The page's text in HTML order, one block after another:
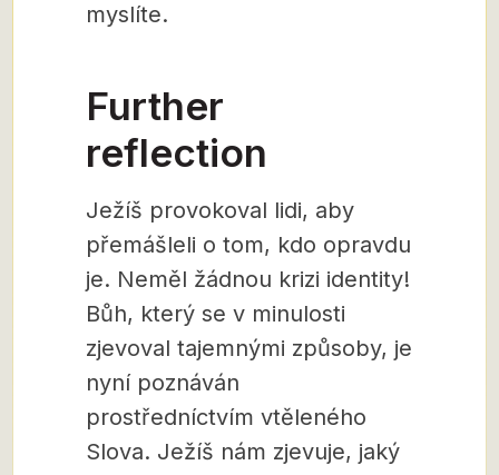
myslíte.
Further
reflection
Ježíš provokoval lidi, aby
přemášleli o tom, kdo opravdu
je. Neměl žádnou krizi identity!
Bůh, který se v minulosti
zjevoval tajemnými způsoby, je
nyní poznáván
prostředníctvím vtěleného
Slova. Ježíš nám zjevuje, jaký